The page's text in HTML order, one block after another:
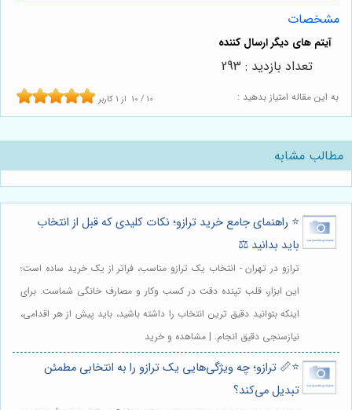
مشخصات
به این مقاله امتیاز بدهید : 10 / 10 از 1 کاربر
تعداد بازدید : 293
مطالب مشابه
⭐️ راهنمای جامع خرید ترازو؛ نکات کلیدی که قبل از انتخاب
باید بدانید ⚖️
ترازو در تهران - انتخاب یک ترازو مناسب، فراتر از یک خرید ساده است؛
این ابزار، قلب تپنده دقت در کسب وکار و مصارف خانگی شماست. برای
اینکه بتوانید دقیق ترین انتخاب را داشته باشید، باید پیش از هر اقدامی،
نیازسنجی دقیق انجام. | مشاهده و خرید
⭐️📏 ترازو؛ چه ویژگی‌هایی یک ترازو را به انتخابی مطمئن
تبدیل می‌کند؟